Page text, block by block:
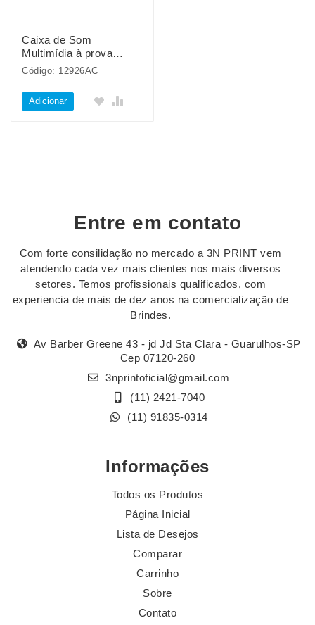
Caixa de Som
Multimídia à prova
D’Água
Código: 12926AC
Adicionar
Entre em contato
Com forte consilidação no mercado a 3N PRINT vem
atendendo cada vez mais clientes nos mais diversos
setores. Temos profissionais qualificados, com
experiencia de mais de dez anos na comercialização de
Brindes.
Av Barber Greene 43 - jd Jd Sta Clara - Guarulhos-SP
Cep 07120-260
3nprintoficial@gmail.com
(11) 2421-7040
(11) 91835-0314
Informações
Todos os Produtos
Página Inicial
Lista de Desejos
Comparar
Carrinho
Sobre
Contato